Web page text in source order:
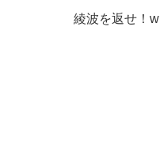
綾波を返せ！w